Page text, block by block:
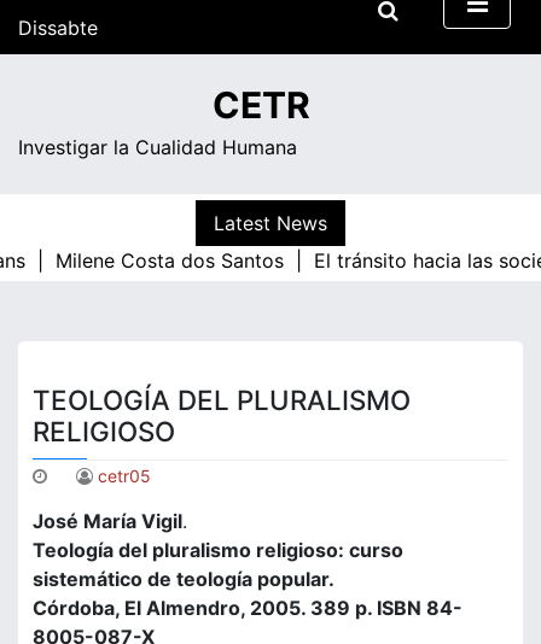
Dissabte
CETR
Investigar la Cualidad Humana
Latest News
|
Milene Costa dos Santos | El tránsito hacia las
TEOLOGÍA DEL PLURALISMO
RELIGIOSO
cetr05
José María Vigil.
Teología del pluralismo religioso: curso
sistemático de teología popular.
Córdoba, El Almendro, 2005. 389 p. ISBN 84-
8005-087-X